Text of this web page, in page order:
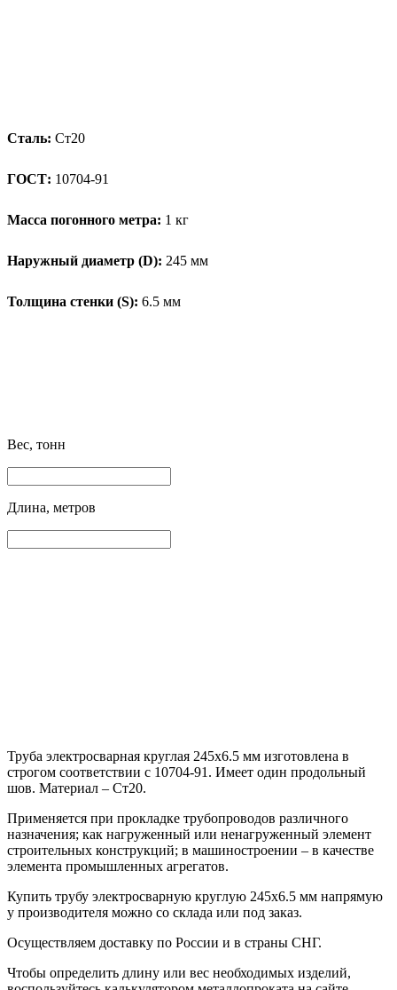
Сталь: Ст20
ГОСТ: 10704-91
Масса погонного метра: 1 кг
Наружный диаметр (D): 245 мм
Толщина стенки (S): 6.5 мм
Вес, тонн
Длина, метров
Труба электросварная круглая 245х6.5 мм изготовлена в
строгом соответствии с 10704-91. Имеет один продольный
шов. Материал – Ст20.
Применяется при прокладке трубопроводов различного
назначения; как нагруженный или ненагруженный элемент
строительных конструкций; в машиностроении – в качестве
элемента промышленных агрегатов.
Купить трубу электросварную круглую 245х6.5 мм напрямую
у производителя можно со склада или под заказ.
Осуществляем доставку по России и в страны СНГ.
Чтобы определить длину или вес необходимых изделий,